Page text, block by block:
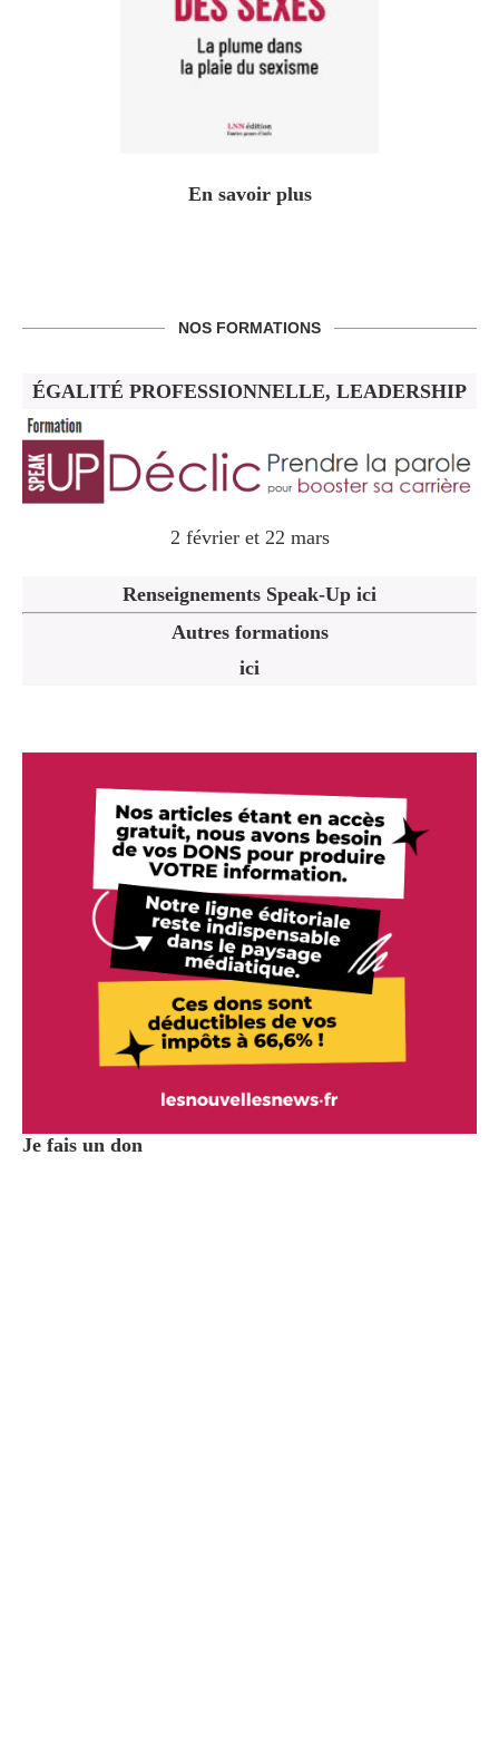
En savoir plus
NOS FORMATIONS
ÉGALITÉ PROFESSIONNELLE, LEADERSHIP
2 février et 22 mars
Renseignements Speak-Up ici
Autres formations
ici
Je fais un don